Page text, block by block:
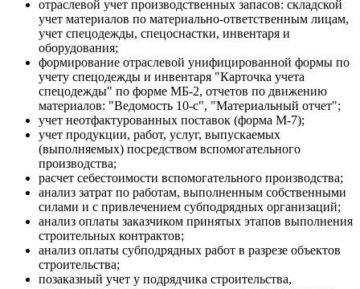
отраслевой учет производственных запасов: складской
учет материалов по материально-ответственным лицам,
учет спецодежды, спецоснастки, инвентаря и
оборудования;
формирование отраслевой унифицированной формы по
учету спецодежды и инвентаря "Карточка учета
спецодежды" по форме МБ-2, отчетов по движению
материалов: "Ведомость 10-с", "Материальный отчет";
учет неотфактурованных поставок (форма М-7);
учет продукции, работ, услуг, выпускаемых
(выполняемых) посредством вспомогательного
производства;
расчет себестоимости вспомогательного производства;
анализ затрат по работам, выполненным собственными
силами и с привлечением субподрядных организаций;
анализ оплаты заказчиком принятых этапов выполнения
строительных контрактов;
анализ оплаты субподрядных работ в разрезе объектов
строительства;
позаказный учет у подрядчика строительства,